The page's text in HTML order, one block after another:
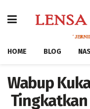
HOME BLOG
Wabup